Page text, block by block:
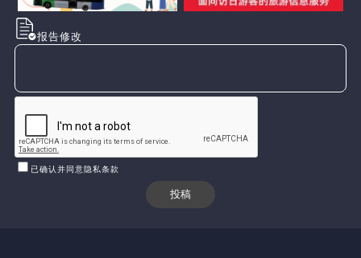
报告修改
已确认并同意隐私条款